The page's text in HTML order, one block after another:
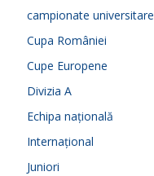
campionate universitare
Cupa României
Cupe Europene
Divizia A
Echipa națională
Internațional
Juniori